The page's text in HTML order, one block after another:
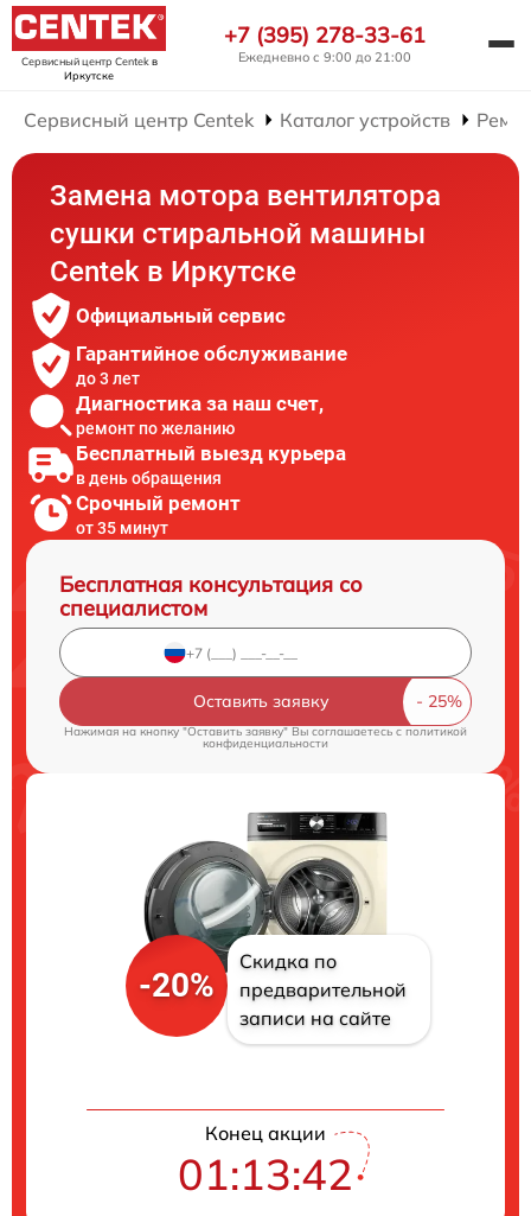
Сервисный центр Centekв
Иркутске
+7 (395) 278-33-61
Ежедневно с 9:00 до 21:00
Сервисный центр Centek Каталог устройств
Замена мотора вентилятора
сушки стиральной машины
Centek в Иркутске
Официальный сервис
Гарантийное обслуживание
до 3 лет
Диагностика за наш счет,
ремонт по желанию
Бесплатный выезд курьера
в день обращения
Срочный ремонт
от 35 минут
Бесплатная консультация со
специалистом
Оставить заявку
Нажимая на кнопку "Оставить заявку" Вы соглашаетесь c политикой
конфиденциальности
-20%
Скидка по
предварительной
записи на сайте
Конец акции
01:13:42